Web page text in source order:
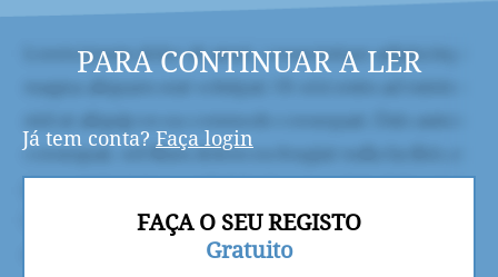
PARA CONTINUAR A LER
Já tem conta? Faça login
FAÇA O SEU REGISTO
Gratuito